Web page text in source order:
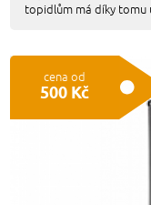
topidlům má díky
cena od
500 Kč